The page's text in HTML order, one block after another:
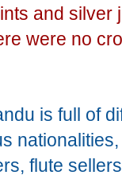
and silver
were no
is full of
flute